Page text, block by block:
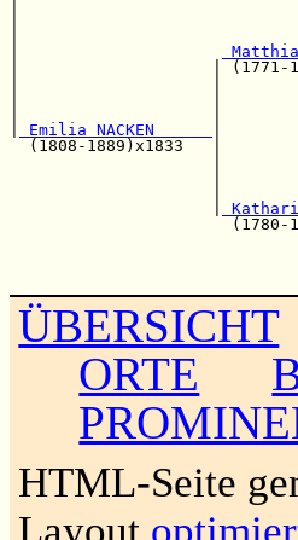
|                    |
Emilia NACKEN
ÜBERSICHT
ORTE
HTML-Seite
Layout